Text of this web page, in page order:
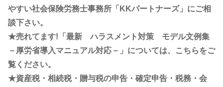
やすい社会保険労務士事務所「KKパートナーズ」にご相
談下さい。
★売れてます!「最新 ハラスメント対策 モデル文例集
－厚労省導入マニュアル対応－」については、こちらをご
覧ください。
★資産税・相続税・贈与税の申告・確定申告・税務・会